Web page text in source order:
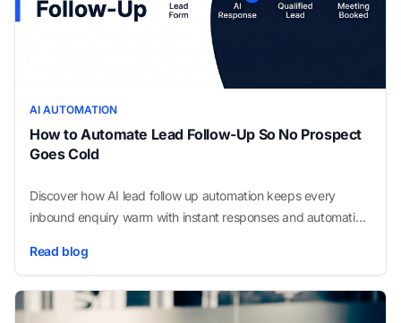
AI AUTOMATION
How to Automate Lead Follow-Up So No Prospect
Goes Cold
Discover how AI lead follow up automation keeps every
inbound enquiry warm with instant responses and automatic
Read blog